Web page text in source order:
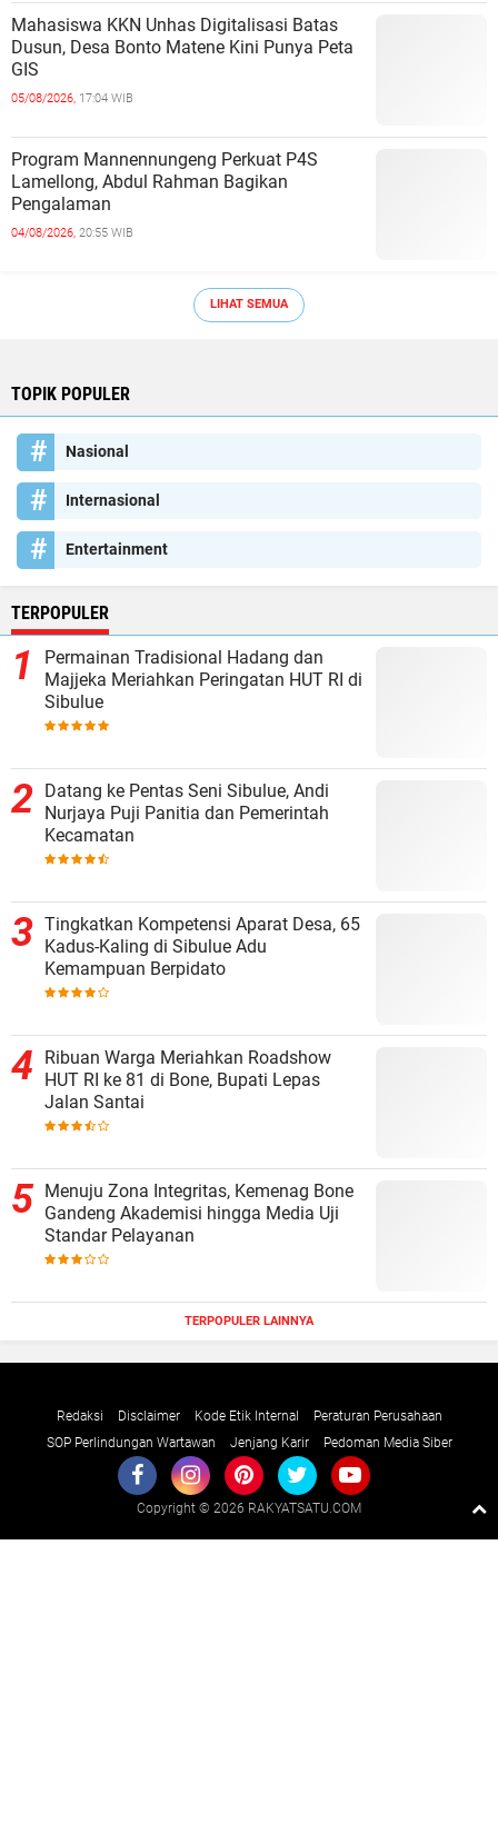
Mahasiswa KKN Unhas Digitalisasi Batas
Dusun, Desa Bonto Matene Kini Punya Peta
GIS
05/08/2026, 17:04 WIB
Program Mannennungeng Perkuat P4S
Lamellong, Abdul Rahman Bagikan
Pengalaman
04/08/2026, 20:55 WIB
LIHAT SEMUA
TOPIK POPULER
Nasional
Internasional
Entertainment
TERPOPULER
Permainan Tradisional Hadang dan
Majjeka Meriahkan Peringatan HUT RI di
Sibulue
Datang ke Pentas Seni Sibulue, Andi
Nurjaya Puji Panitia dan Pemerintah
Kecamatan
Tingkatkan Kompetensi Aparat Desa, 65
Kadus-Kaling di Sibulue Adu
Kemampuan Berpidato
Ribuan Warga Meriahkan Roadshow
HUT RI ke 81 di Bone, Bupati Lepas
Jalan Santai
Menuju Zona Integritas, Kemenag Bone
Gandeng Akademisi hingga Media Uji
Standar Pelayanan
TERPOPULER LAINNYA
Redaksi Disclaimer Kode Etik Internal
Peraturan Perusahaan
SOP Perlindungan Wartawan
Jenjang Karir Pedoman Media Siber
Copyright © 2026 RAKYATSATU.COM
Raushan